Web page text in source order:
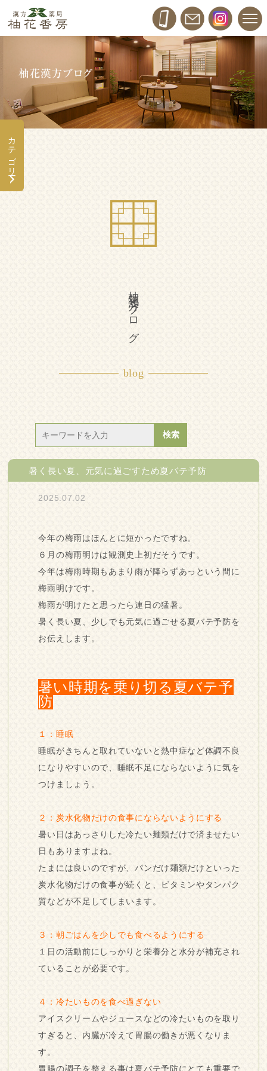
柚花漢方ブログ
blog
カテゴリー
暑く長い夏、元気に過ごすため夏バテ予防
2025.07.02
今年の梅雨はほんとに短かったですね。
６月の梅雨明けは観測史上初だそうです。
今年は梅雨時期もあまり雨が降らずあっという間に
梅雨明けです。
梅雨が明けたと思ったら連日の猛暑。
暑く長い夏、少しでも元気に過ごせる夏バテ予防を
お伝えします。
暑い時期を乗り切る夏バテ予
防
１：睡眠
睡眠がきちんと取れていないと熱中症など体調不良
になりやすいので、睡眠不足にならないように気を
つけましょう。
２：炭水化物だけの食事にならないようにする
暑い日はあっさりした冷たい麺類だけで済ませたい
日もありますよね。
たまには良いのですが、パンだけ麺類だけといった
炭水化物だけの食事が続くと、ビタミンやタンパク
質などが不足してしまいます。
３：朝ごはんを少しでも食べるようにする
１日の活動前にしっかりと栄養分と水分が補充され
ていることが必要です。
４：冷たいものを食べ過ぎない
アイスクリームやジュースなどの冷たいものを取り
すぎると、内臓が冷えて胃腸の働きが悪くなりま
す。
胃腸の調子を整える事は夏バテ予防にとても重要で